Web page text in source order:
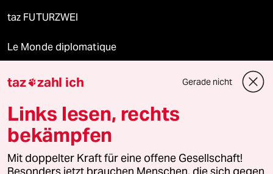
taz FUTURZWEI
Le Monde diplomatique
taz Archiv
Mehr taz Angebote
Reisen
taz zahl ich Gerade nicht
Links lesen, rechts
bekämpfen
Mit doppelter Kraft für eine offene Gesellschaft!